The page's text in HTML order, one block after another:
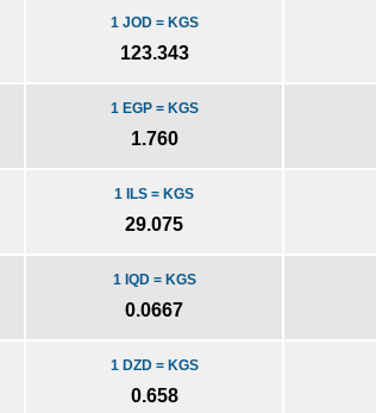
1 JOD = KGS
123.343
1 EGP = KGS
1.760
1 ILS = KGS
29.075
1 IQD = KGS
0.0667
1 DZD = KGS
0.658